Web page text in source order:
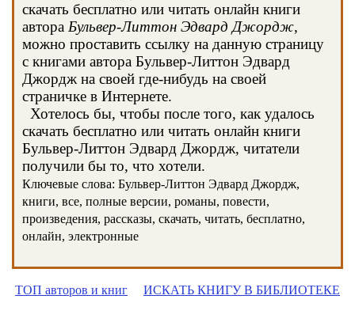
скачать бесплатно или читать онлайн книги
автора Бульвер-Литтон Эдвард Джордж,
можно проставить ссылку на данную страницу
с книгами автора Бульвер-Литтон Эдвард
Джордж на своей где-нибудь на своей
страничке в Интернете.
Хотелось бы, чтобы после того, как удалось
скачать бесплатно или читать онлайн книги
Бульвер-Литтон Эдвард Джордж, читатели
получили бы то, что хотели.
Ключевые слова: Бульвер-Литтон Эдвард Джордж,
книги, все, полные версии, романы, повести,
произведения, рассказы, скачать, читать, бесплатно,
онлайн, электронные
ТОП авторов и книг ИСКАТЬ КНИГУ В БИБЛИОТЕКЕ